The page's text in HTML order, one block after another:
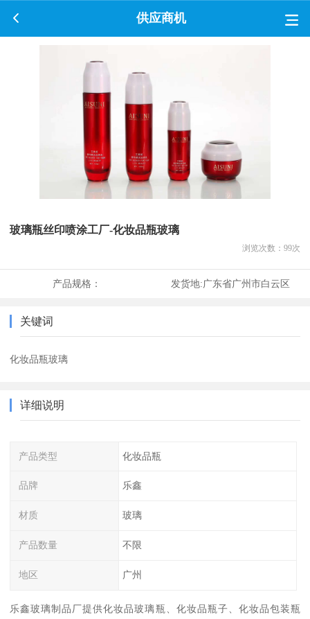
供应商机
玻璃瓶丝印喷涂工厂-化妆品瓶玻璃
浏览次数： 99次
产品规格： 发货地:广东省广州市白云区
关键词
化妆品瓶玻璃
详细说明
产品类型 化妆品瓶
品牌 乐鑫
材质 玻璃
产品数量 不限
地区 广州
乐鑫玻璃制品厂提供化妆品玻璃瓶、化妆品瓶子、化妆品包装瓶